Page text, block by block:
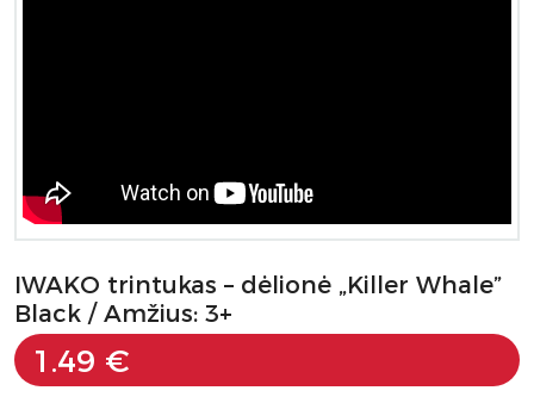
IWAKO trintukas – dėlionė „Killer Whale”
Black / Amžius: 3+
1.49 €